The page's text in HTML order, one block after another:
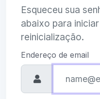
Esqueceu sua
abaixo para
reinicialização.
Endereço de email